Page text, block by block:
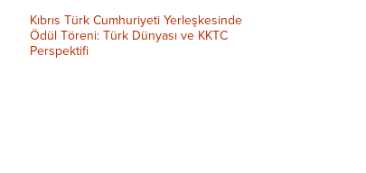
Kıbrıs Türk Cumhuriyeti Yerleşkesinde
Ödül Töreni: Türk Dünyası ve KKTC
Perspektifi